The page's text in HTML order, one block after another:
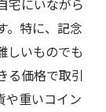
宅にいながら
。特に、記念
しいものでも
価格で取引
や重いコイン